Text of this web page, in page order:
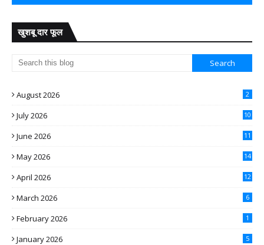
खुशबू दार फूल
August 2026 2
July 2026 10
June 2026 11
May 2026 14
April 2026 12
March 2026 6
February 2026 1
January 2026 5